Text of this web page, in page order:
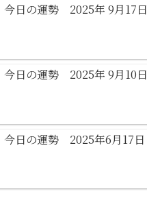
今日の運勢 2025年 9月17日
今日の運勢 2025年 9月10日
今日の運勢 2025年6月17日